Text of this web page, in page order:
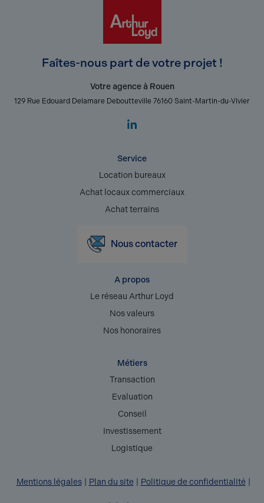
Faîtes-nous part de votre projet !
Votre agence à Rouen
129 Rue Edouard Delamare Deboutteville 76160 Saint-Martin-du-Vivier
Service
Location bureaux
Achat locaux commerciaux
Achat terrains
Nous contacter
A propos
Le réseau Arthur Loyd
Nos valeurs
Nos honoraires
Métiers
Transaction
Evaluation
Conseil
Investissement
Logistique
Mentions légales Plan du site Politique de confidentialité